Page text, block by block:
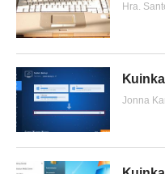
Hra.
Jonna